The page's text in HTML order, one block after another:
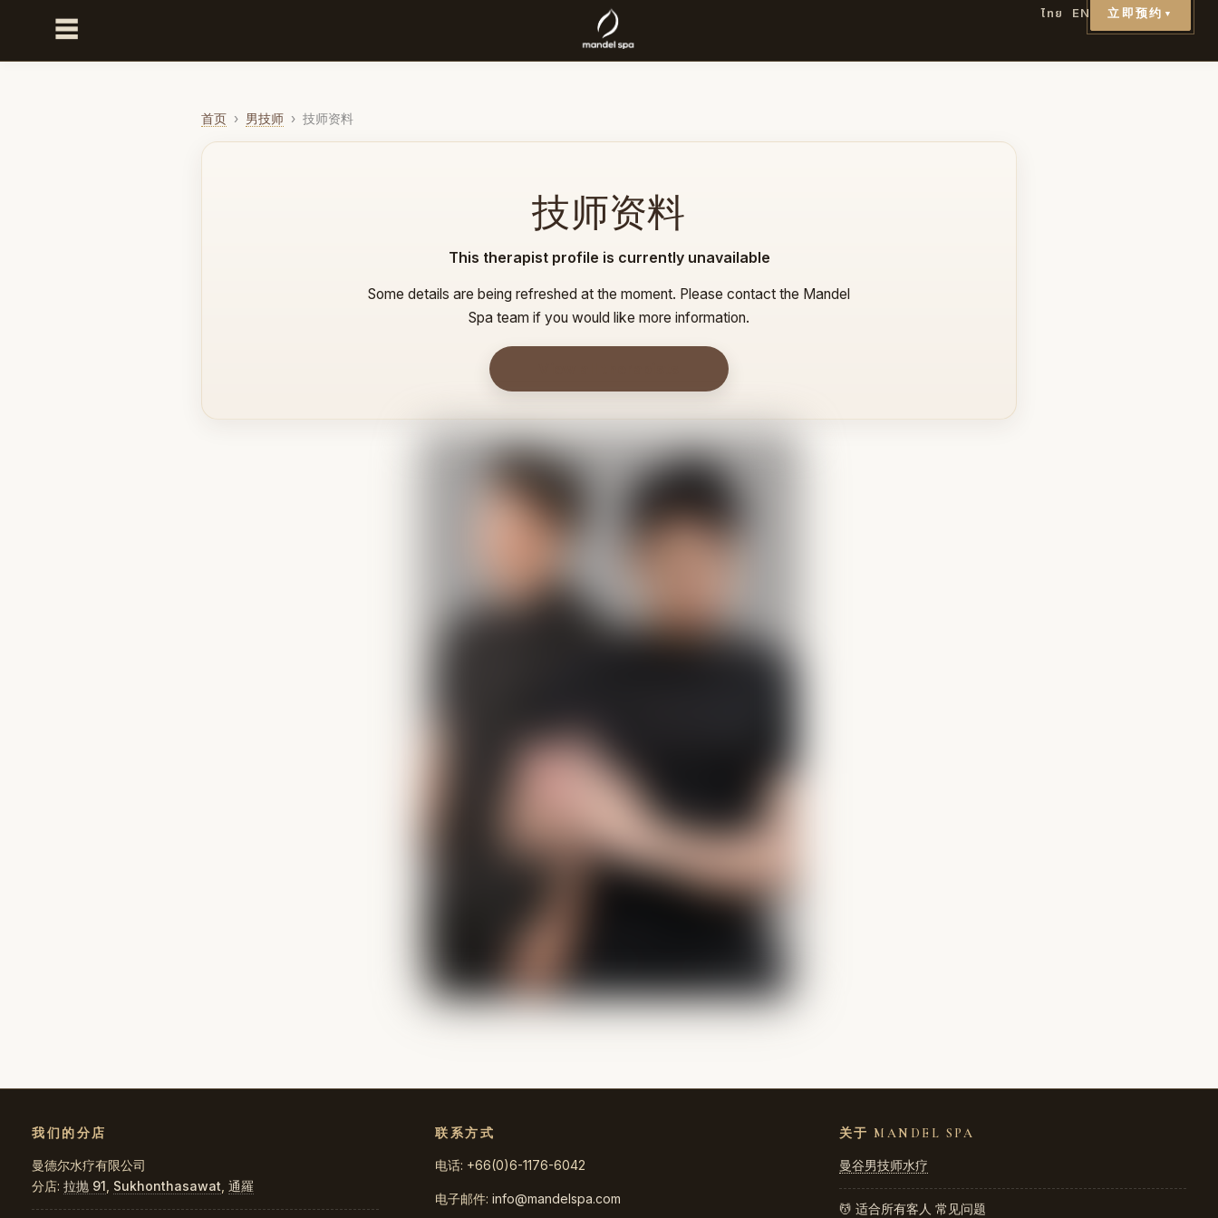
☰
ไทย EN 立即预约 ▼
首页 › 男技师 › 技师资料
技师资料
This therapist profile is currently unavailable
Some details are being refreshed at the moment. Please contact the Mandel
Spa team if you would like more information.
我们的分店
曼德尔水疗有限公司
分店: 拉抛 91 Sukhonthasawat 通羅
联系方式
电话: +66(0)6-1176-6042
电子邮件:info@mandelspa.com
关于 MANDEL SPA
曼谷男技师水疗
💆 适合所有客人 常见问题